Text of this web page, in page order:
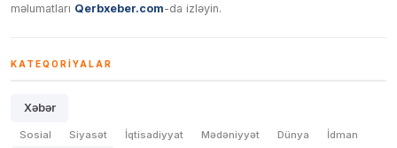
məlumatları Qerbxeber.com-da izləyin.
KATEQORIYALAR
Xəbər
Sosial Siyasət İqtisadiyyat Mədəniyyət Dünya İdman